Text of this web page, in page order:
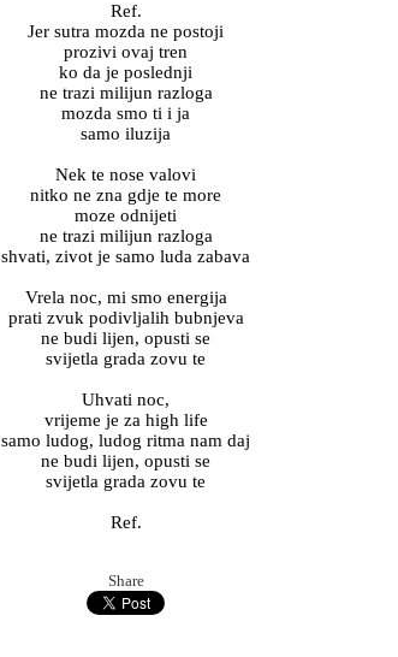
Ref.
Jer sutra mozda ne postoji
prozivi ovaj tren
ko da je poslednji
ne trazi milijun razloga
mozda smo ti i ja
samo iluzija
Nek te nose valovi
nitko ne zna gdje te more
moze odnijeti
ne trazi milijun razloga
shvati, zivot je samo luda zabava
Vrela noc, mi smo energija
prati zvuk podivljalih bubnjeva
ne budi lijen, opusti se
svijetla grada zovu te
Uhvati noc,
vrijeme je za high life
samo ludog, ludog ritma nam daj
ne budi lijen, opusti se
svijetla grada zovu te
Ref.
Share